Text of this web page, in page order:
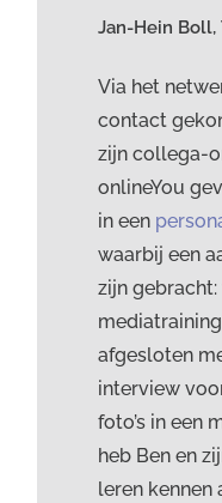
Jan-Hein Boll,
Via het
contact
zijn collega-
onlineYou
in een
waarbij een
zijn
afgesloten
interview
foto’s in een
heb Ben en
leren kennen